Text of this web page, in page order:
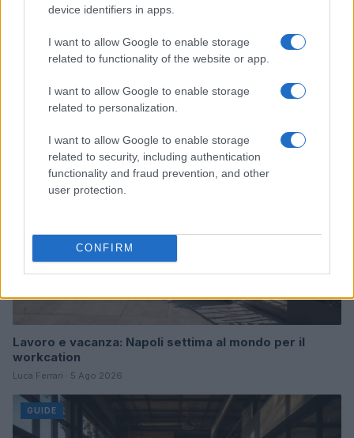
device identifiers in apps.
I want to allow Google to enable storage
related to functionality of the website or app.
I want to allow Google to enable storage
related to personalization.
I want to allow Google to enable storage
related to security, including authentication
functionality and fraud prevention, and other
user protection.
CONFIRM
Continua a leggere
Lavoro e vacanza: Napoli settima al mondo per il
workcation
Luca Ferrari · 5 Ago 2026
GUIDE